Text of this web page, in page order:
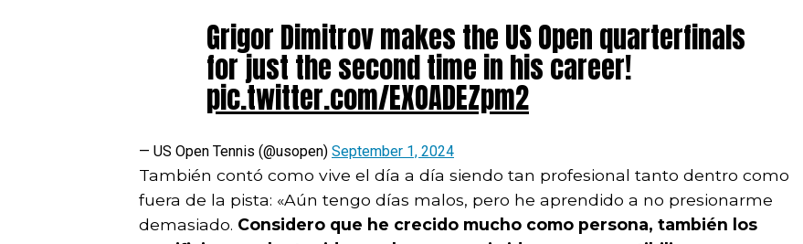
Grigor Dimitrov makes the US Open quarterfinals
for just the second time in his career!
pic.twitter.com/EXOADEZpm2
— US Open Tennis (@usopen) September 1, 2024
También contó como vive el día a día siendo tan profesional tanto dentro como
fuera de la pista: «Aún tengo días malos, pero he aprendido a no presionarme
demasiado. Considero que he crecido mucho como persona, también los